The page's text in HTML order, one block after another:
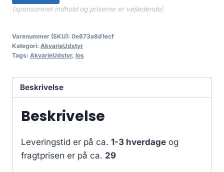
(sponsoreret indhold og priserne er vejledende)
Varenummer (SKU): 0e873a8d1ecf
Kategori: AkvarieUdstyr
Tags: AkvarieUdstyr, los
Beskrivelse
Beskrivelse
Leveringstid er på ca. 1-3 hverdage og
fragtprisen er på ca. 29